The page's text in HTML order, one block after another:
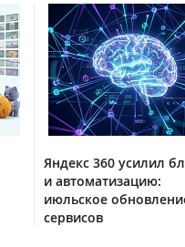
Яндекс 360 усилил
и автоматизацию:
июльское
сервисов